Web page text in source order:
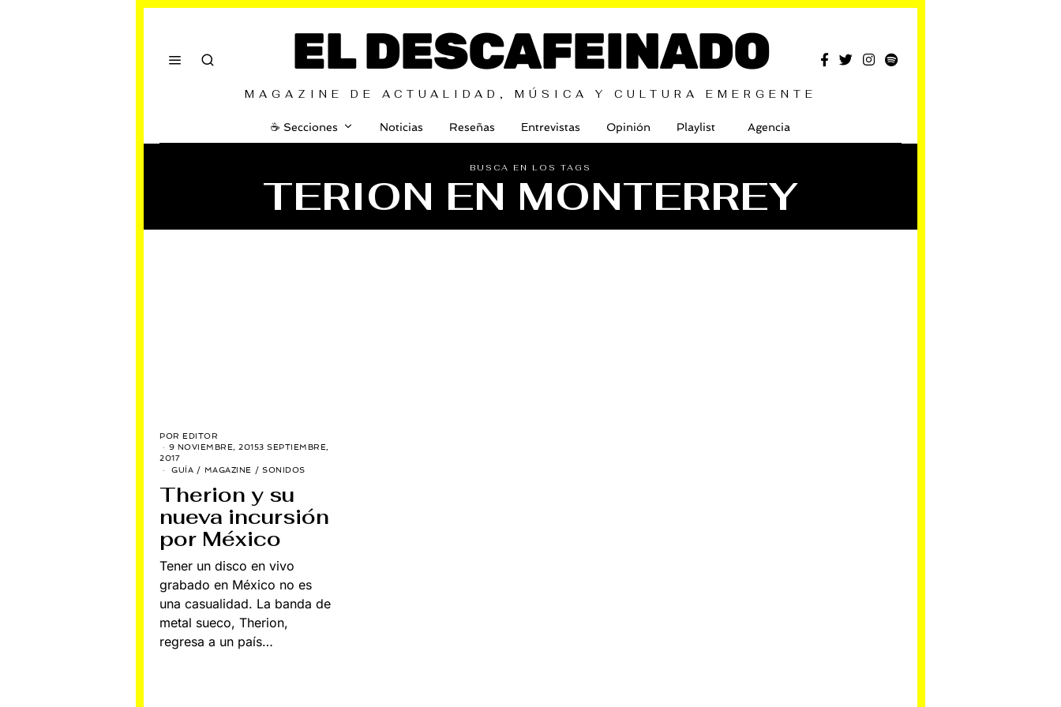
EL DESCAFEINADO
MAGAZINE DE ACTUALIDAD, MÚSICA Y CULTURA EMERGENTE
☕️ Secciones Noticias Reseñas Entrevistas Opinión Playlist Agencia
BUSCA EN LOS TAGS
TERION EN MONTERREY
POR EDITOR
9 NOVIEMBRE, 20153 SEPTIEMBRE,
2017
GUÍA / MAGAZINE / SONIDOS
Therion y su
nueva incursión
por México
Tener un disco en vivo
grabado en México no es
una casualidad. La banda de
metal sueco, Therion,
regresa a un país…